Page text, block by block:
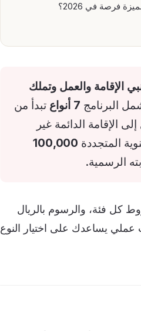
فرصة في 2026؟
الإقامة والعمل وتملك
البرنامج 7 أنواع
تبدأ من
الإقامة الدائمة غير
المتجددة 100,000
الرسمية.
في 2026، ومزاياها، وشروط كل فئة، والرسوم بالريال
عملي يساعدك على اختيار النوع